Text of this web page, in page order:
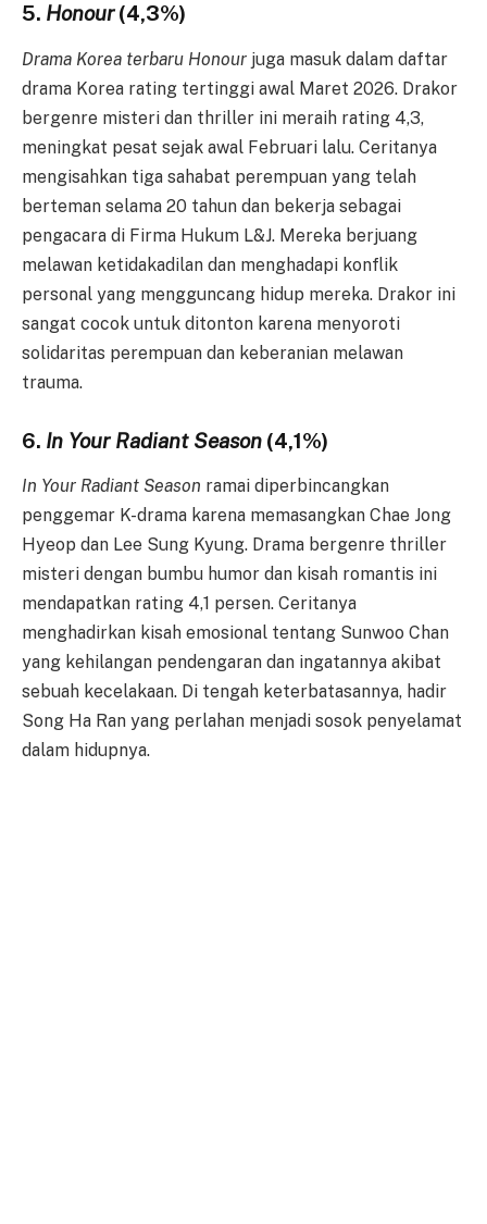
5. Honour(4,3%)
Drama Korea terbaru Honour juga masuk dalam daftar
drama Korea rating tertinggi awal Maret 2026. Drakor
bergenre misteri dan thriller ini meraih rating 4,3,
meningkat pesat sejak awal Februari lalu. Ceritanya
mengisahkan tiga sahabat perempuan yang telah
berteman selama 20 tahun dan bekerja sebagai
pengacara di Firma Hukum L&J. Mereka berjuang
melawan ketidakadilan dan menghadapi konflik
personal yang mengguncang hidup mereka. Drakor ini
sangat cocok untuk ditonton karena menyoroti
solidaritas perempuan dan keberanian melawan
trauma.
6. In Your Radiant Season (4,1%)
In Your Radiant Season ramai diperbincangkan
penggemar K-drama karena memasangkan Chae Jong
Hyeop dan Lee Sung Kyung. Drama bergenre thriller
misteri dengan bumbu humor dan kisah romantis ini
mendapatkan rating 4,1 persen. Ceritanya
menghadirkan kisah emosional tentang Sunwoo Chan
yang kehilangan pendengaran dan ingatannya akibat
sebuah kecelakaan. Di tengah keterbatasannya, hadir
Song Ha Ran yang perlahan menjadi sosok penyelamat
dalam hidupnya.